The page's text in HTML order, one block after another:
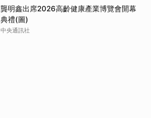
龔明鑫出席2026高齡健康產業博覽會開幕
典禮(圖)
中央通訊社